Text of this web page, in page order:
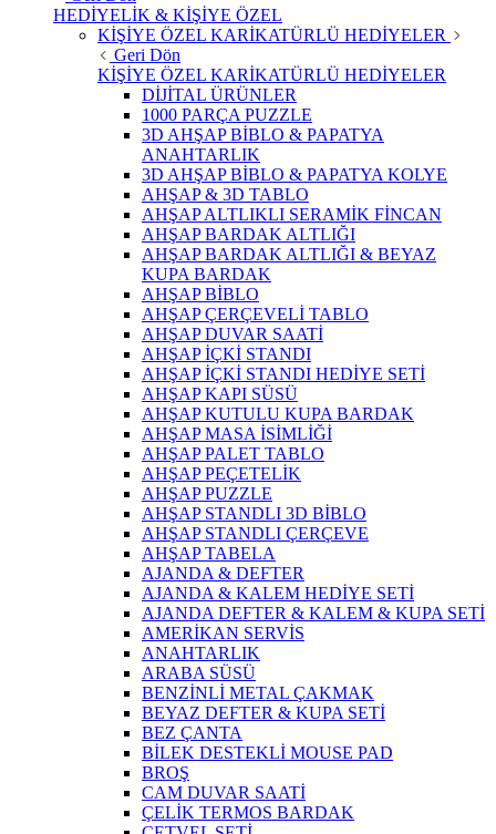
HEDİYELİK & KİŞİYE ÖZEL
KİŞİYE ÖZEL KARİKATÜRLÜ HEDİYELER
Geri Dön
KİŞİYE ÖZEL KARİKATÜRLÜ HEDİYELER
DİJİTAL ÜRÜNLER
1000 PARÇA PUZZLE
3D AHŞAP BİBLO & PAPATYA
ANAHTARLIK
3D AHŞAP BİBLO & PAPATYA KOLYE
AHŞAP & 3D TABLO
AHŞAP ALTLIKLI SERAMİK FİNCAN
AHŞAP BARDAK ALTLIĞI
AHŞAP BARDAK ALTLIĞI & BEYAZ
KUPA BARDAK
AHŞAP BİBLO
AHŞAP ÇERÇEVELİ TABLO
AHŞAP DUVAR SAATİ
AHŞAP İÇKİ STANDI
AHŞAP İÇKİ STANDI HEDİYE SETİ
AHŞAP KAPI SÜSÜ
AHŞAP KUTULU KUPA BARDAK
AHŞAP MASA İSİMLİĞİ
AHŞAP PALET TABLO
AHŞAP PEÇETELİK
AHŞAP PUZZLE
AHŞAP STANDLI 3D BİBLO
AHŞAP STANDLI ÇERÇEVE
AHŞAP TABELA
AJANDA & DEFTER
AJANDA & KALEM HEDİYE SETİ
AJANDA DEFTER & KALEM & KUPA SETİ
AMERİKAN SERVİS
ANAHTARLIK
ARABA SÜSÜ
BENZİNLİ METAL ÇAKMAK
BEYAZ DEFTER & KUPA SETİ
BEZ ÇANTA
BİLEK DESTEKLİ MOUSE PAD
BROŞ
CAM DUVAR SAATİ
ÇELİK TERMOS BARDAK